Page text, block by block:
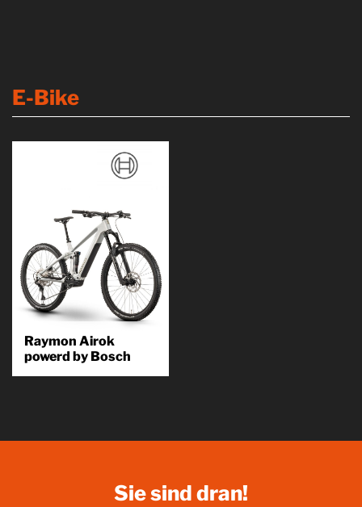
E-Bike
Raymon Airok
powerd by Bosch
Sie sind dran!